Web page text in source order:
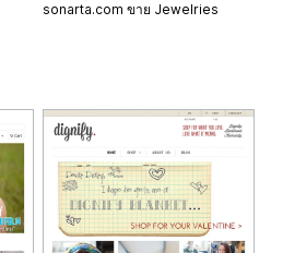
sonarta.com ขาย Jewelries